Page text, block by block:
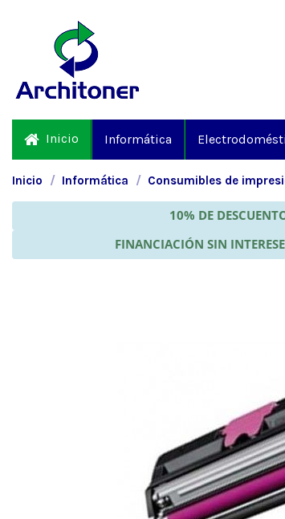
Inicio Informática
Inicio Informática Consumibles de
10% DE
FINANCIACIÓN SIN